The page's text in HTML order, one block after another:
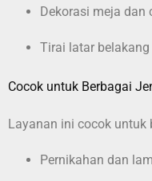
Dekorasi meja dan
Tirai latar
Cocok untuk Berbagai
Layanan ini cocok untuk
Pernikahan dan